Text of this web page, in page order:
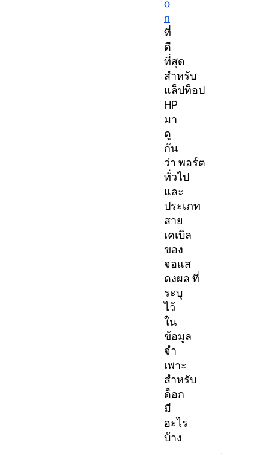
o
n
ที่
ดี
ที่สุด
สำหรับ
แล็ปท็อป
HP
มา
ดู
กัน
ว่า พอร์ต
ทั่วไป
และ
ประเภท
สาย
เคเบิล
ของ
จอแส
ดงผล ที่
ระบุ
ไว้
ใน
ข้อมูล
จำ
เพาะ
สำหรับ
ด็อก
มี
อะไร
บ้าง